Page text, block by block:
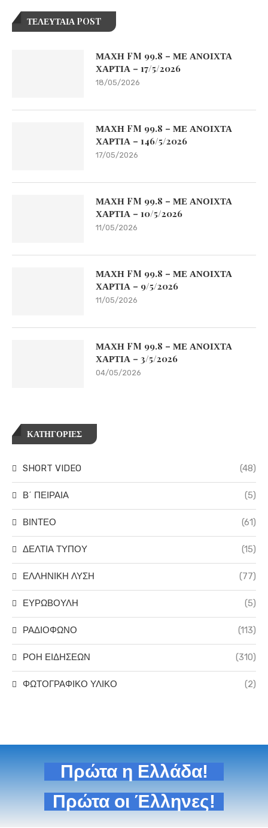
ΤΕΛΕΥΤΑΙΑ POST
ΜΑΧΗ FM 99.8 – ΜΕ ΑΝΟΙΧΤΑ
ΧΑΡΤΙΑ – 17/5/2026
18/05/2026
ΜΑΧΗ FM 99.8 – ΜΕ ΑΝΟΙΧΤΑ
ΧΑΡΤΙΑ – 146/5/2026
17/05/2026
ΜΑΧΗ FM 99.8 – ΜΕ ΑΝΟΙΧΤΑ
ΧΑΡΤΙΑ – 10/5/2026
11/05/2026
ΜΑΧΗ FM 99.8 – ΜΕ ΑΝΟΙΧΤΑ
ΧΑΡΤΙΑ – 9/5/2026
11/05/2026
ΜΑΧΗ FM 99.8 – ΜΕ ΑΝΟΙΧΤΑ
ΧΑΡΤΙΑ – 3/5/2026
04/05/2026
ΚΑΤΗΓΟΡΙΕΣ
SHORT VIDEO (48)
Β΄ ΠΕΙΡΑΙΑ (5)
ΒΙΝΤΕΟ (61)
ΔΕΛΤΙΑ ΤΥΠΟΥ (15)
ΕΛΛΗΝΙΚΗ ΛΥΣΗ (77)
ΕΥΡΩΒΟΥΛΗ (5)
ΡΑΔΙΟΦΩΝΟ (113)
ΡΟΗ ΕΙΔΗΣΕΩΝ (310)
ΦΩΤΟΓΡΑΦΙΚΟ ΥΛΙΚΟ (2)
Πρώτα η Ελλάδα!
Πρώτα οι Έλληνες!